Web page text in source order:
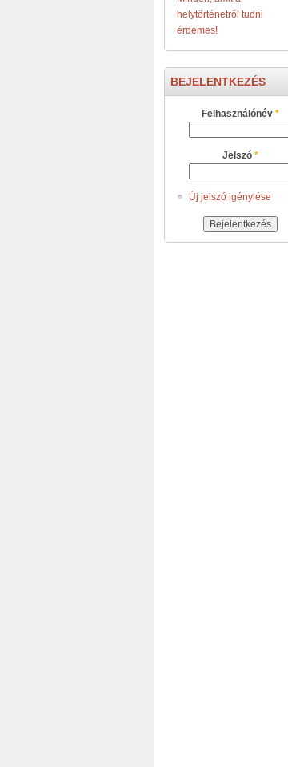
helytörténetről tudni
érdemes!
BEJELENTKEZÉS
Felhasználónév *
Jelszó *
Új jelszó igénylése